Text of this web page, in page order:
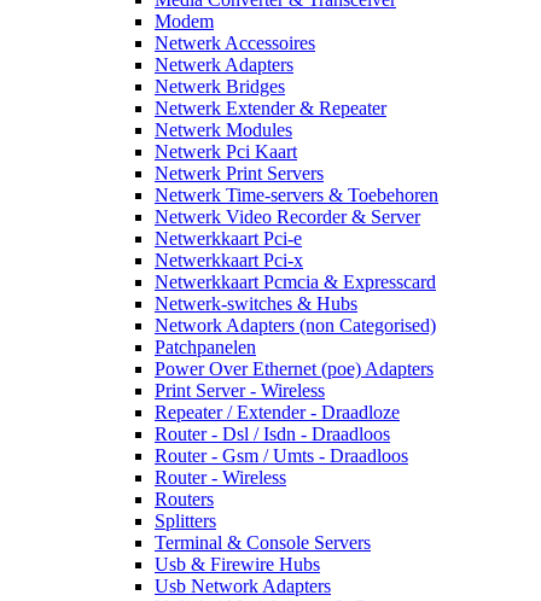
Modem
Netwerk Accessoires
Netwerk Adapters
Netwerk Bridges
Netwerk Extender & Repeater
Netwerk Modules
Netwerk Pci Kaart
Netwerk Print Servers
Netwerk Time-servers & Toebehoren
Netwerk Video Recorder & Server
Netwerkkaart Pci-e
Netwerkkaart Pci-x
Netwerkkaart Pcmcia & Expresscard
Netwerk-switches & Hubs
Network Adapters (non Categorised)
Patchpanelen
Power Over Ethernet (poe) Adapters
Print Server - Wireless
Repeater / Extender - Draadloze
Router - Dsl / Isdn - Draadloos
Router - Gsm / Umts - Draadloos
Router - Wireless
Routers
Splitters
Terminal & Console Servers
Usb & Firewire Hubs
Usb Network Adapters